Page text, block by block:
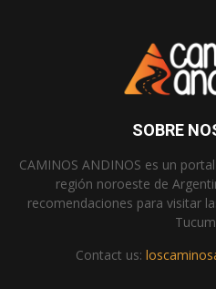
SOBRE
CAMINOS ANDINOS es un
región noroeste de
recomendaciones para visitar
Contact us: